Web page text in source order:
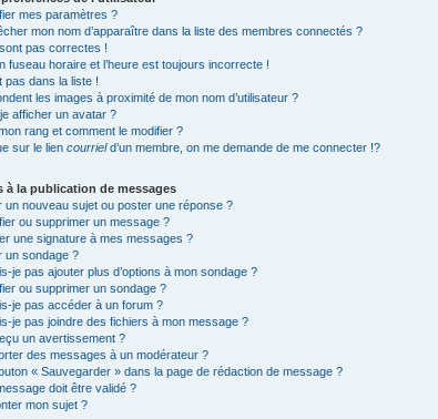
mes paramètres ?
mon nom d’apparaître dans la liste des membres connectés ?
pas correctes !
fuseau horaire et l’heure est toujours incorrecte !
pas dans la liste !
les images à proximité de mon nom d’utilisateur ?
afficher un avatar ?
rang et comment le modifier ?
sur le lien courrield’un membre, on me demande de me connecter !?
à la publication de messages
un nouveau sujet ou poster une réponse ?
ou supprimer un message ?
une signature à mes messages ?
un sondage ?
je pas ajouter plus d’options à mon sondage ?
ou supprimer un sondage ?
je pas accéder à un forum ?
je pas joindre des fichiers à mon message ?
un avertissement ?
des messages à un modérateur ?
« Sauvegarder » dans la page de rédaction de message ?
doit être validé ?
mon sujet ?